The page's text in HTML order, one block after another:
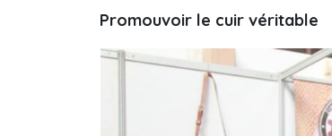
Promouvoir le cuir véritable